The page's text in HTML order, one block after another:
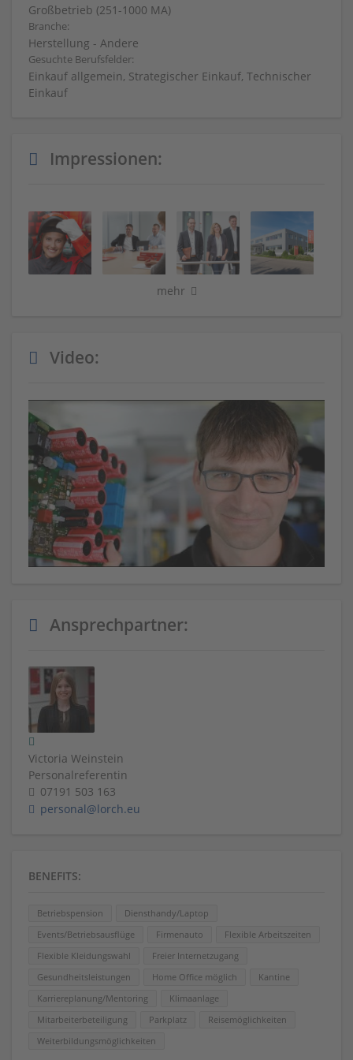
Großbetrieb (251-1000 MA)
Branche:
Herstellung - Andere
Gesuchte Berufsfelder:
Einkauf allgemein, Strategischer Einkauf, Technischer
Einkauf
Impressionen:
mehr
Video:
Ansprechpartner:
Victoria Weinstein
Personalreferentin
07191 503 163
personal@lorch.eu
BENEFITS:
Betriebspension
Diensthandy/Laptop
Events/Betriebsausflüge
Firmenauto
Flexible Arbeitszeiten
Flexible Kleidungswahl
Freier Internetzugang
Gesundheitsleistungen
Home Office möglich
Kantine
Karriereplanung/Mentoring
Klimaanlage
Mitarbeiterbeteiligung
Parkplatz
Reisemöglichkeiten
Weiterbildungsmöglichkeiten